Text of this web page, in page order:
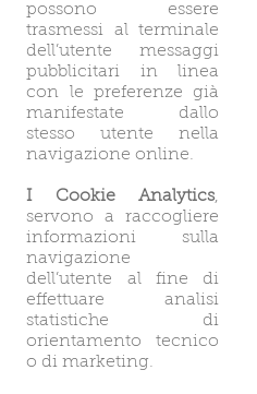
possono essere
trasmessi al terminale
dell’utente messaggi
pubblicitari in linea
con le preferenze già
manifestate dallo
stesso utente nella
navigazione online.
I Cookie Analytics,
servono a raccogliere
informazioni sulla
navigazione
dell’utente al fine di
effettuare analisi
statistiche di
orientamento tecnico
o di marketing.